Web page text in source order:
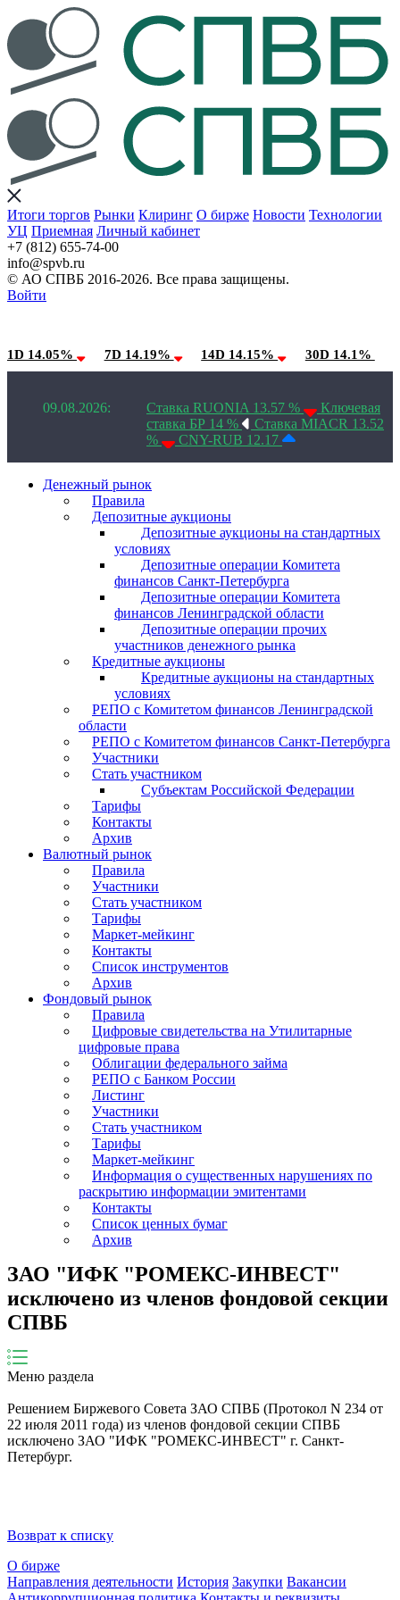
Итоги торгов Рынки Клиринг О бирже Новости Технологии
УЦ Приемная Личный кабинет
+7 (812) 655-74-00
info@spvb.ru
© АО СПВБ 2016-2026. Все права защищены.
Войти
1D 14.05% 7D 14.19% 14D 14.15% 30D 14.1%
09.08.2026: Ставка RUONIA 13.57 %
Ключевая
ставка БР 14 %
Ставка MIACR 13.52
%
CNY-RUB 12.17
Денежный рынок
Правила
Депозитные аукционы
Депозитные аукционы на стандартных
условиях
Депозитные операции Комитета
финансов Санкт-Петербурга
Депозитные операции Комитета
финансов Ленинградской области
Депозитные операции прочих
участников денежного рынка
Кредитные аукционы
Кредитные аукционы на стандартных
условиях
РЕПО с Комитетом финансов Ленинградской
области
РЕПО с Комитетом финансов Санкт-Петербурга
Участники
Стать участником
Субъектам Российской Федерации
Тарифы
Контакты
Архив
Валютный рынок
Правила
Участники
Стать участником
Тарифы
Маркет-мейкинг
Контакты
Список инструментов
Архив
Фондовый рынок
Правила
Цифровые свидетельства на Утилитарные
цифровые права
Облигации федерального займа
РЕПО с Банком России
Листинг
Участники
Стать участником
Тарифы
Маркет-мейкинг
Информация о существенных нарушениях по
раскрытию информации эмитентами
Контакты
Список ценных бумаг
Архив
ЗАО "ИФК "РОМЕКС-ИНВЕСТ"
исключено из членов фондовой секции
СПВБ
Меню раздела
Решением Биржевого Совета ЗАО СПВБ (Протокол N 234 от
22 июля 2011 года) из членов фондовой секции СПВБ
исключено ЗАО "ИФК "РОМЕКС-ИНВЕСТ" г. Санкт-
Петербург​.
Возврат к списку
О бирже
Направления деятельности История Закупки Вакансии